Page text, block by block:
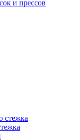
и прессов